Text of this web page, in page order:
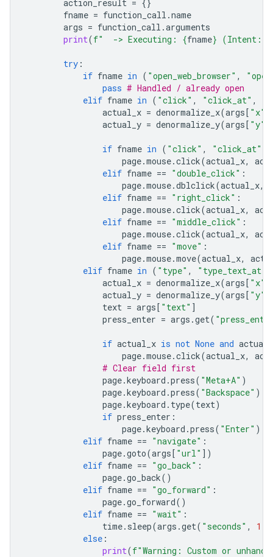
action_result = {}
fname = function_call .name
args = function_call .arguments
print(f"  -> Executing: {fname} (Intent:
try :
if fname in ( "open_web_browser" ,
pass # Handled / already open
elif fname in ( "click" , "click_at" ,
actual_x = denormalize_x(args[ "x"
actual_y = denormalize_y(args[ "y"
if fname in ( "click" , "click_at"
page.mouse.click(actual_x,
elif fname == "double_click" :
page.mouse.dblclick(actual_x,
elif fname == "right_click" :
page.mouse.click(actual_x,
elif fname == "middle_click" :
page.mouse.click(actual_x,
elif fname == "move" :
page.mouse.move(actual_x,
elif fname in ( "type" , "type_text_at"
actual_x = denormalize_x(args[ "x"
actual_y = denormalize_y(args[ "y"
text = args[ "text" ]
press_enter = args .get(
if actual_x is not None and
page.mouse.click(actual_x,
# Clear field first
page.keyboard .press( "Meta+A" )
page.keyboard .press( "Backspace" )
page.keyboard . type(text)
if press_enter :
page.keyboard .press( "Enter" )
elif fname == "navigate" :
page.goto(args[ "url" ])
elif fname == "go_back" :
page.go_back()
elif fname == "go_forward" :
page.go_forward()
elif fname == "wait" :
time. sleep(args .get( "seconds" , 1
else :
print(f"Warning: Custom or